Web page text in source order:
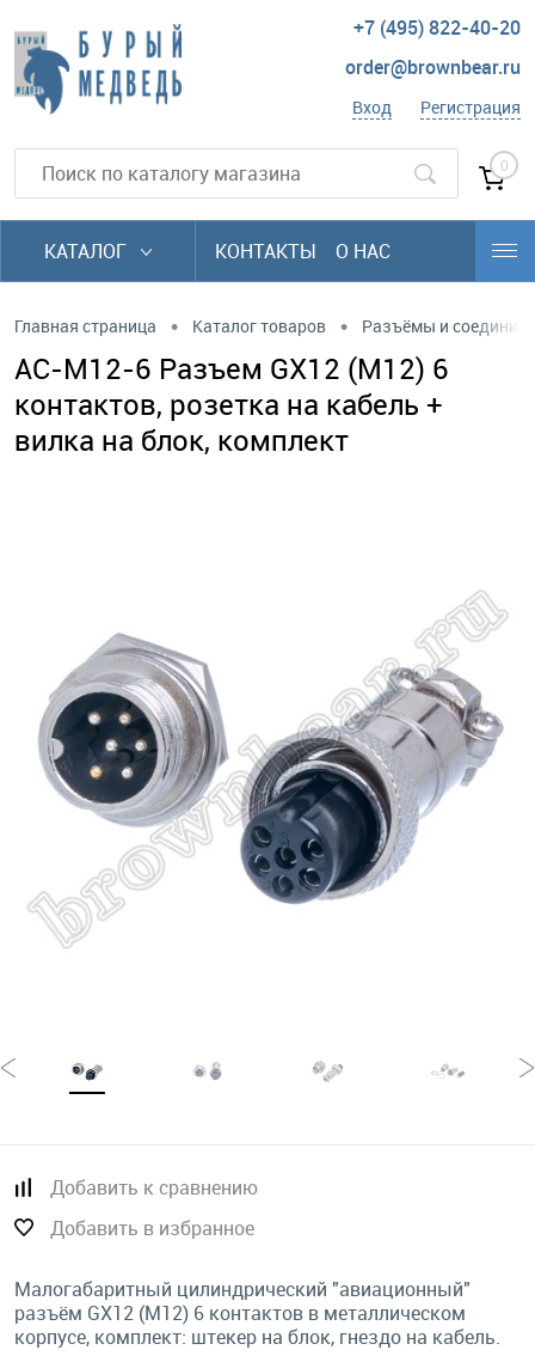
+7 (495) 822-40-20
order@brownbear.ru
Вход Регистрация
0
КАТАЛОГ КОНТАКТЫ О НАС
Главная страница • Каталог товаров • Разъёмы и
AC-M12-6 Разъем GX12 (M12) 6
контактов, розетка на кабель +
вилка на блок, комплект
Добавить к сравнению
Добавить в избранное
Малогабаритный цилиндрический "авиационный"
разъём GX12 (M12) 6 контактов в металлическом
корпусе, комплект: штекер на блок, гнездо на кабель.